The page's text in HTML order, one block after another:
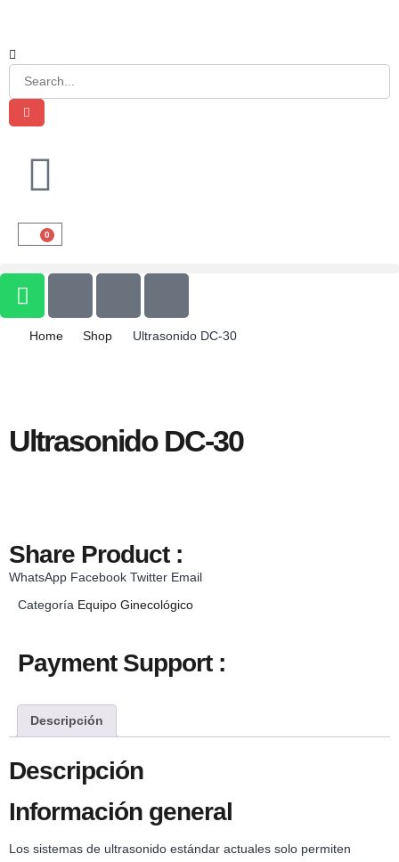
0
Home Shop Ultrasonido DC-30
Ultrasonido DC-30
Share Product :
WhatsApp Facebook Twitter Email
Categoría Equipo Ginecológico
Payment Support :
Descripción
Descripción
Información general
Los sistemas de ultrasonido estándar actuales solo permiten